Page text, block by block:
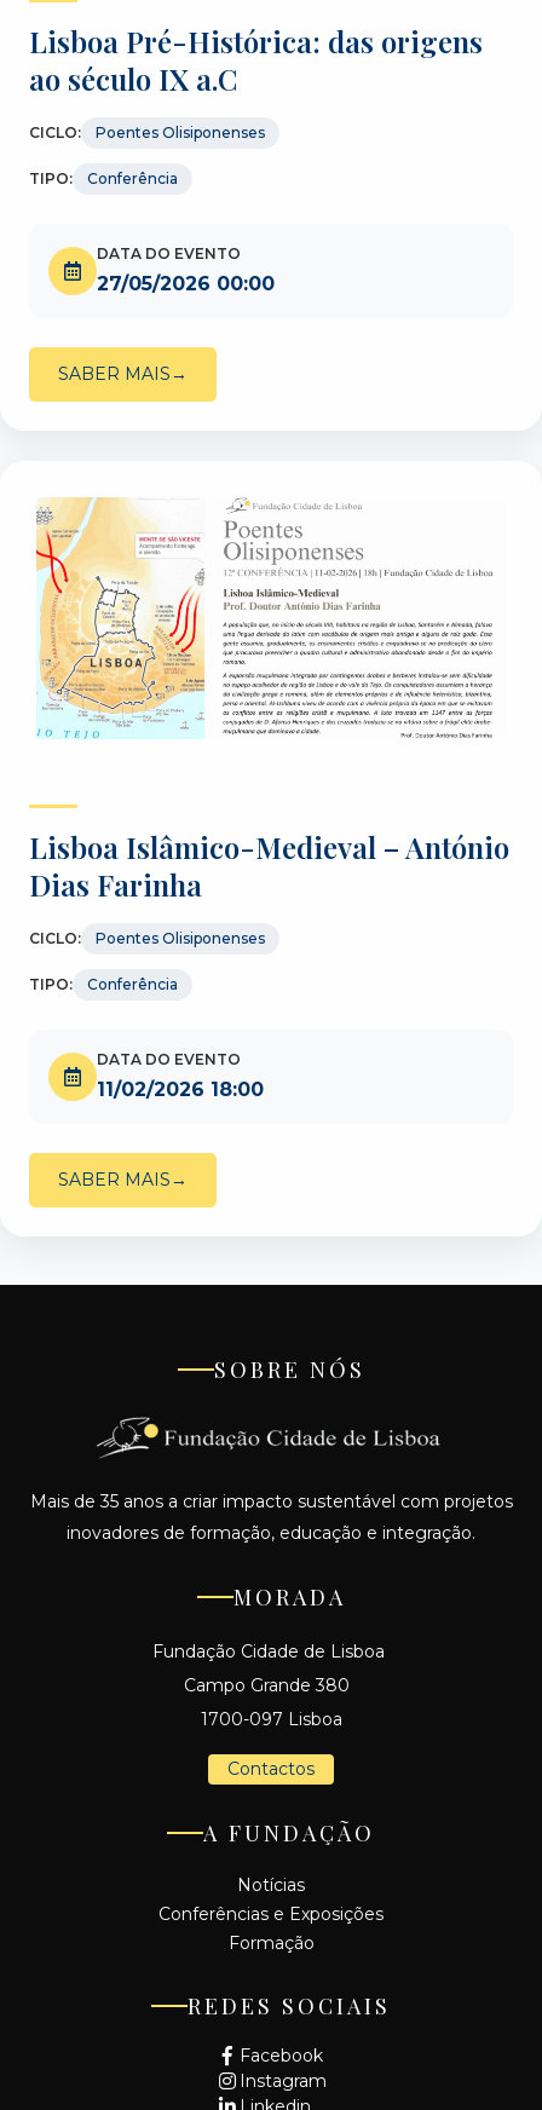
Lisboa Pré-Histórica: das origens
ao século IX a.C
CICLO: Poentes Olisiponenses
TIPO: Conferência
DATA DO EVENTO
27/05/2026 00:00
SABER MAIS
Lisboa Islâmico-Medieval – António
Dias Farinha
CICLO: Poentes Olisiponenses
TIPO: Conferência
DATA DO EVENTO
11/02/2026 18:00
SABER MAIS
SOBRE NÓS
Mais de 35 anos a criar impacto sustentável com projetos
inovadores de formação, educação e integração.
MORADA
Fundação Cidade de Lisboa
Campo Grande 380
1700-097 Lisboa
Contactos
A FUNDAÇÃO
Notícias
Conferências e Exposições
Formação
REDES SOCIAIS
Facebook
Instagram